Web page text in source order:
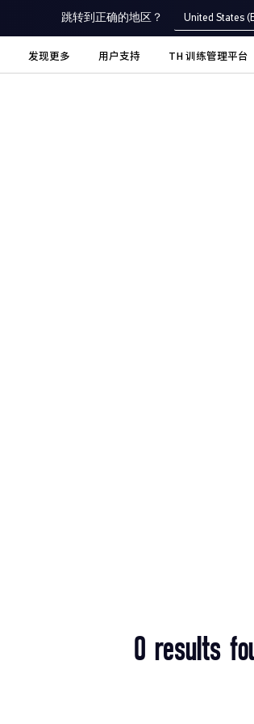
跳转到正确的地区？ United States
发现更多 用户支持 TH 训练管理平台
0 results